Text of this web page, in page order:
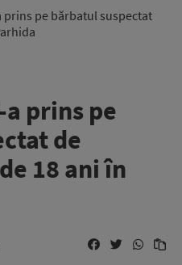
prins pe bărbatul suspectat
prins pe
de
18 ani în